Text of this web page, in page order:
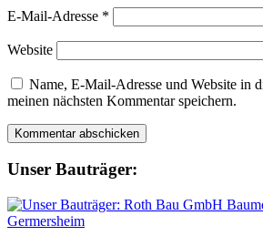
E-Mail-Adresse *
Website
Name, E-Mail-Adresse und Website in
meinen nächsten Kommentar speichern.
Unser Bauträger: